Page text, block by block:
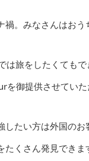
禍。みなさんはお
は旅をしたくても
御提供させていた
したい方は外国の
くさん発見できま